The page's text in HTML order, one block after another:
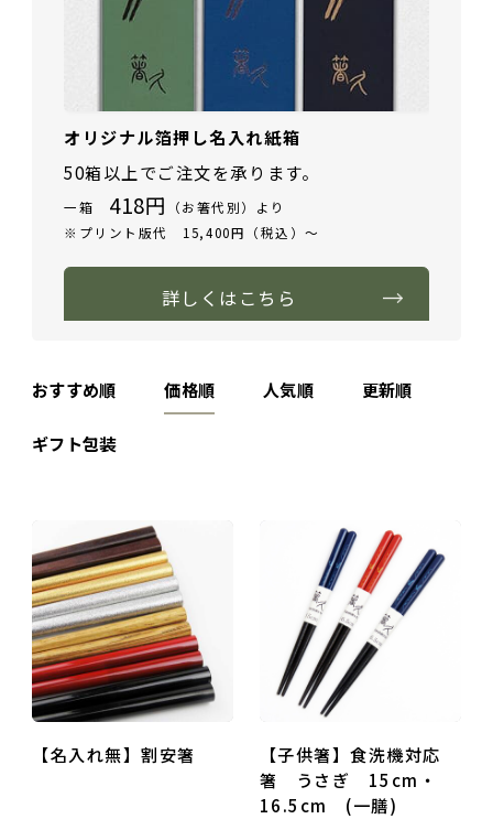
オリジナル箔押し名入れ紙箱
50箱以上でご注文を承ります。
一箱 418円
（お箸代別）より
※プリント版代 15,400円（税込）～
詳しくはこちら
おすすめ順 価格順 人気順 更新順
ギフト包装
【名入れ無】割安箸
【子供箸】食洗機対応
箸 うさぎ 15cm・
16.5cm (一膳)